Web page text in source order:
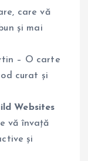
care vă
și mai
– O carte
curat și
Websites
vă învață
și